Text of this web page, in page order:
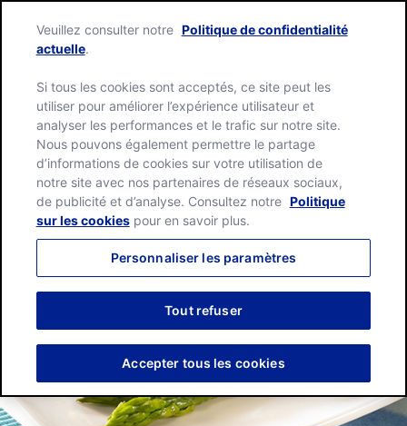
content
Green
Giant
home
Veuillez consulter notre Politique de confidentialité
actuelle.
Si tous les cookies sont acceptés, ce site peut les
utiliser pour améliorer l’expérience utilisateur et
analyser les performances et le trafic sur notre site.
Nous pouvons également permettre le partage
d’informations de cookies sur votre utilisation de
notre site avec nos partenaires de réseaux sociaux,
de publicité et d’analyse. Consultez notre Politique
sur les cookiespour en savoir plus.
Personnaliser les paramètres
Tout refuser
Accepter tous les cookies